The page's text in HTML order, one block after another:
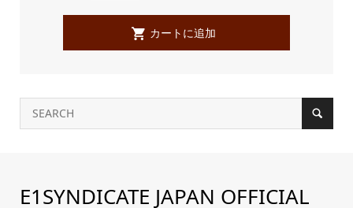
E1SYNDICATE JAPAN OFFICIAL